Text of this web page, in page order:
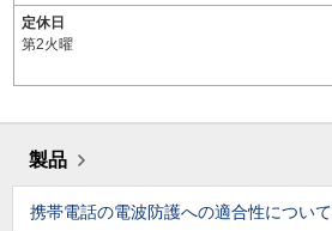
定休日
第2火曜
製品
携帯電話の電波防護への適合性について